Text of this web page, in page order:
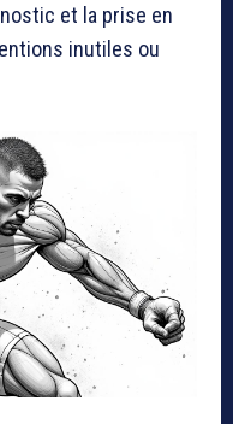
et la prise en
inutiles ou